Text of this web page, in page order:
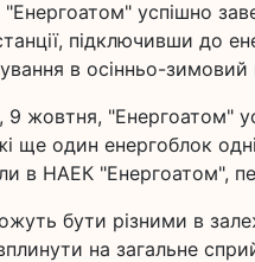
"Енергоатом" успішно
підключивши до
в осінньо-зимовий
9 жовтня, "Енергоатом"
ще один енергоблок
в НАЕК "Енергоатом",
бути різними в
на загальне